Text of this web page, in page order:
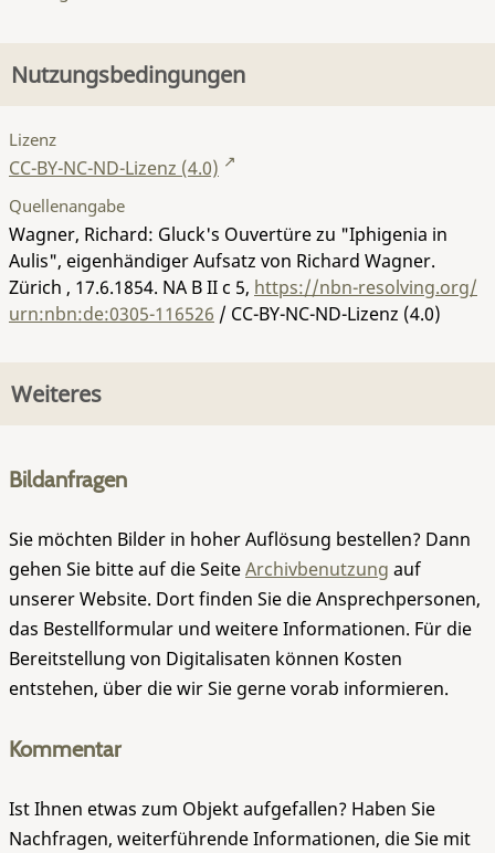
Nutzungsbedingungen
Lizenz
CC-BY-NC-ND-Lizenz (4.0)
Quellenangabe
Wagner, Richard: Gluck's Ouvertüre zu "Iphigenia in
Aulis", eigenhändiger Aufsatz von Richard Wagner.
Zürich , 17.6.1854. NA B II c 5, https://nbn-resolving.org/
urn:nbn:de:0305-116526 / CC-BY-NC-ND-Lizenz (4.0)
Weiteres
Bildanfragen
Sie möchten Bilder in hoher Auflösung bestellen? Dann
gehen Sie bitte auf die SeiteArchivbenutzung auf
unserer Website. Dort finden Sie die Ansprechpersonen,
das Bestellformular und weitere Informationen. Für die
Bereitstellung von Digitalisaten können Kosten
entstehen, über die wir Sie gerne vorab informieren.
Kommentar
Ist Ihnen etwas zum Objekt aufgefallen? Haben Sie
Nachfragen, weiterführende Informationen, die Sie mit